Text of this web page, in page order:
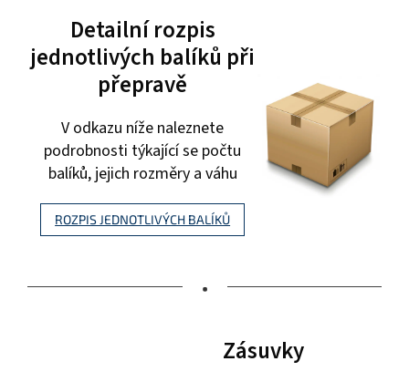
Detailní rozpis
jednotlivých balíků při
přepravě
V odkazu níže naleznete
podrobnosti týkající se počtu
balíků, jejich rozměry a váhu
ROZPIS JEDNOTLIVÝCH BALÍKŮ
•
Zásuvky